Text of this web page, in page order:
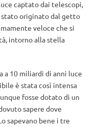
captato dai telescopi,
stato originato dal getto
veloce che si
intorno alla stella
a 10 miliardi di anni luce
è stata così intensa
fosse dotato di un
sapere dove
sapevano bene i tre